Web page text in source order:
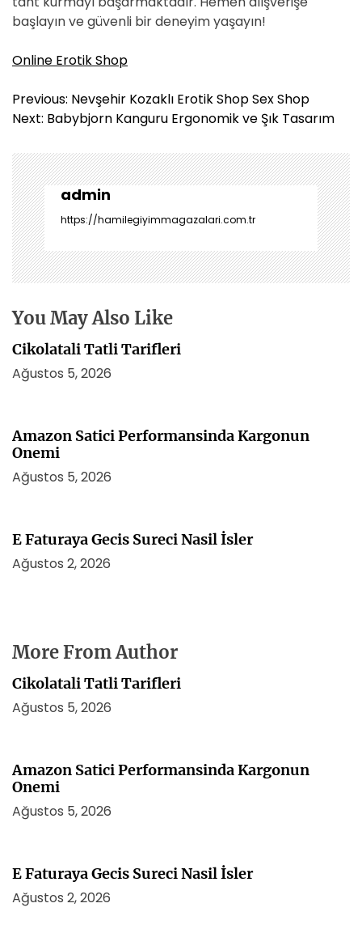
başlayın ve güvenli bir deneyim yaşayın!
Online Erotik Shop
Y
a
ı
g
e
z
i
n
m
s
i
Previous: Nevşehir Kozaklı Erotik Shop Sex Shop
Next: Babybjorn Kanguru Ergonomik ve Şık Tasarım
admin
https://hamilegiyimmagazalari.com.tr
You May Also Like
Cikolatali Tatli Tarifleri
Ağustos 5, 2026
Amazon Satici Performansinda Kargonun
Onemi
Ağustos 5, 2026
E Faturaya Gecis Sureci Nasil İsler
Ağustos 2, 2026
More From Author
Cikolatali Tatli Tarifleri
Ağustos 5, 2026
Amazon Satici Performansinda Kargonun
Onemi
Ağustos 5, 2026
E Faturaya Gecis Sureci Nasil İsler
Ağustos 2, 2026